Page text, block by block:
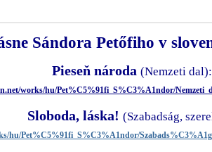
Sándora Petőfiho v
Pieseň národa (Nemzeti dal):
works/hu/Pet%C5%91fi_S%C3%A1ndor/
Sloboda, láska! (Szabadság,
hu/Pet%C5%91fi_S%C3%A1ndor/